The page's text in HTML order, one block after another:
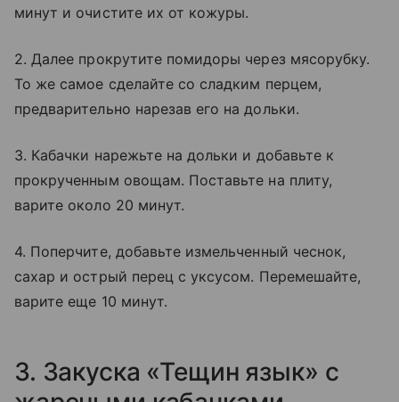
минут и очистите их от кожуры.
2. Далее прокрутите помидоры через мясорубку.
То же самое сделайте со сладким перцем,
предварительно нарезав его на дольки.
3. Кабачки нарежьте на дольки и добавьте к
прокрученным овощам. Поставьте на плиту,
варите около 20 минут.
4. Поперчите, добавьте измельченный чеснок,
сахар и острый перец с уксусом. Перемешайте,
варите еще 10 минут.
3. Закуска «Тещин язык» с